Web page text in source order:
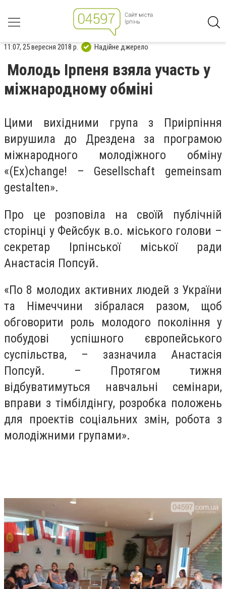
11:07, 25 вересня 2018 р. Надійне джерело
Молодь Ірпеня взяла участь у
міжнародному обміні
Цими вихідними група з Приірпіння
вирушила до Дрездена за програмою
міжнародного молодіжного обміну
«(Ex)change! – Gesellschaft gemeinsam
gestalten».
Про це розповіла на своїй публічній
сторінці у Фейсбук в.о. міського голови –
секретар Ірпінської міської ради
Анастасія Попсуй.
«По 8 молодих активних людей з України
та Німеччини зібралася разом, щоб
обговорити роль молодого покоління у
побудові успішного європейського
суспільства, – зазначила Анастасія
Попсуй. – Протягом тижня
відбуватимуться навчальні семінари,
вправи з тімбілдінгу, розробка положень
для проектів соціальних змін, робота з
молодіжними групами».